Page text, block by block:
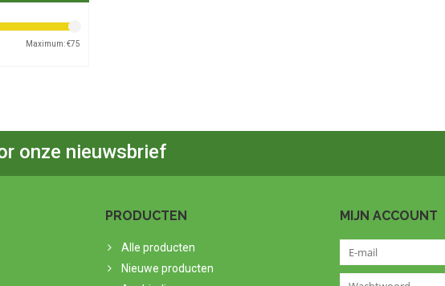
Maximum: €75
onze nieuwsbrief
PRODUCTEN
Alle producten
Nieuwe producten
MIJN ACCOUNT